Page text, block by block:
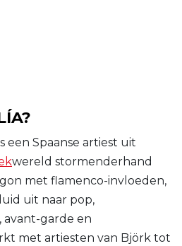
een Spaanse artiest uit
wereld stormenderhand
met flamenco-invloeden,
uit naar pop,
avant-garde en
met artiesten van Björk tot